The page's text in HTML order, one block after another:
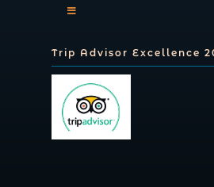
Toggle
Coucher de soleil en kayak de
Trip Advisor Excellence